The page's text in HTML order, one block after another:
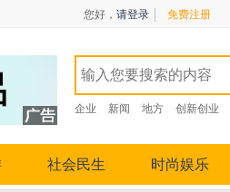
您好， 请登录 免费注册
企业 新闻 地方 创新创业
社会民生 时尚娱乐